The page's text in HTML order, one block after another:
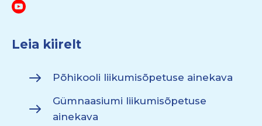
Leia kiirelt
Põhikooli liikumisõpetuse ainekava
Gümnaasiumi liikumisõpetuse
ainekava